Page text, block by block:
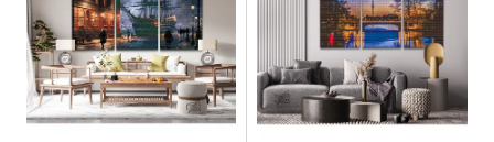
T
S
O
R
T
T
R